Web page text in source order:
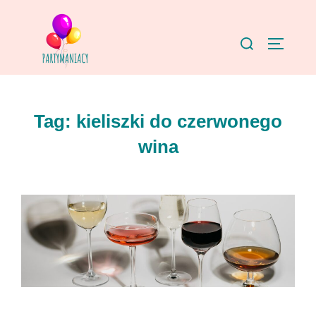
Search
Tag: kieliszki do czerwonego
wina